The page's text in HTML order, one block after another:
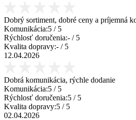
Dobrý sortiment, dobré ceny a príjemná
Komunikácia:5 / 5
Rýchlosť doručenia:- / 5
Kvalita dopravy:- / 5
12.04.2026
Dobrá komunikácia, rýchle dodanie
Komunikácia:5 / 5
Rýchlosť doručenia:5 / 5
Kvalita dopravy:5 / 5
02.04.2026